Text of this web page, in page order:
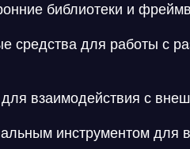
библиотеки и
средства для работы с
взаимодействия с
инструментом для